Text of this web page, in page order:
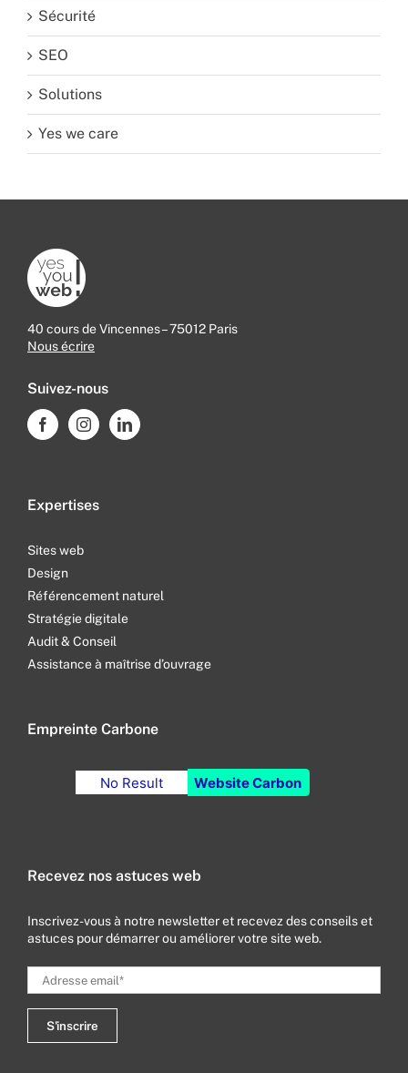
Sécurité
SEO
Solutions
Yes we care
40 cours de Vincennes – 75012 Paris
Nous écrire
Suivez-nous
Expertises
Sites web
Design
Référencement naturel
Stratégie digitale
Audit & Conseil
Assistance à maîtrise d’ouvrage
Empreinte Carbone
No Result Website Carbon
Recevez nos astuces web
Inscrivez-vous à notre newsletter et recevez des conseils et
astuces pour démarrer ou améliorer votre site web.